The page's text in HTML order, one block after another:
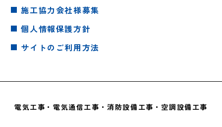
施工協力会社様募集
個人情報保護方針
サイトのご利用方法
電気工事・電気通信工事・消防設備工事・空調設備工事